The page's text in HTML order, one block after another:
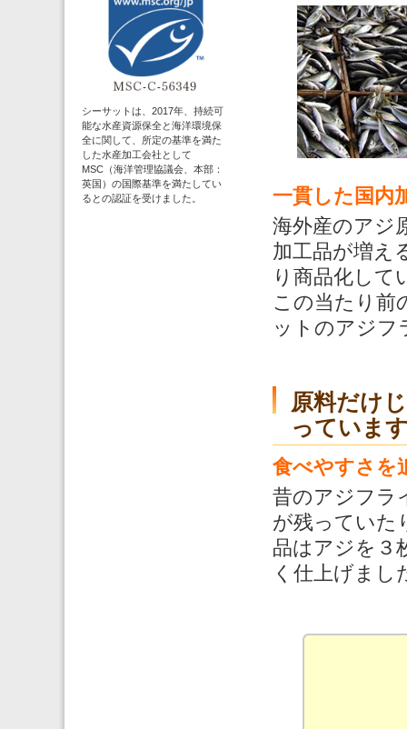
シーサットは、2017年、持続可
能な水産資源保全と海洋環境保
全に関して、所定の基準を満た
した水産加工会社として
MSC（海洋管理協議会、本部：
英国）の国際基準を満たしてい
るとの認証を受けました。
一貫した国内
海外産のアジ
加工品が増え
り商品化して
この当たり前
ットのアジフ
原料だけ
っていま
食べやすさを
昔のアジフラ
が残っていた
品はアジを３
く仕上げまし